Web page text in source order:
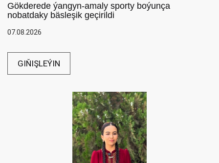
Gökderede ýangyn-amaly sporty boýunça
nobatdaky bäsleşik geçirildi
07.08.2026
GIŇIŞLEÝIN